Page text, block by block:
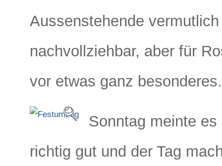
Aussenstehende
nachvollziehbar, aber für
vor etwas ganz besonderes.
Sonntag meinte
richtig gut und der Tag